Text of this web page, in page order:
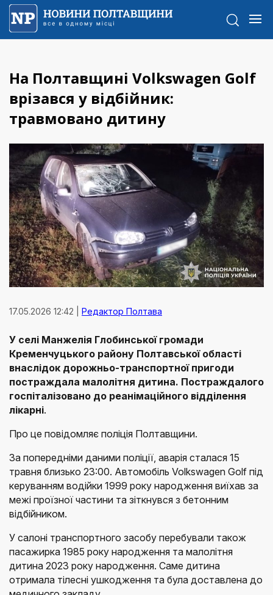
На Полтавщині Volkswagen Golf
врізався у відбійник:
травмовано дитину
17.05.2026 12:42 | Редактор Полтава
У селі Манжелія Глобинської громади
Кременчуцького району Полтавської області
внаслідок дорожньо-транспортної пригоди
постраждала малолітня дитина. Постраждалого
госпіталізовано до реанімаційного відділення
лікарні.
Про це повідомляє поліція Полтавщини.
За попередніми даними поліції, аварія сталася 15
травня близько 23:00. Автомобіль Volkswagen Golf під
керуванням водійки 1999 року народження виїхав за
межі проїзної частини та зіткнувся з бетонним
відбійником.
У салоні транспортного засобу перебували також
пасажирка 1985 року народження та малолітня
дитина 2023 року народження. Саме дитина
отримала тілесні ушкодження та була доставлена до